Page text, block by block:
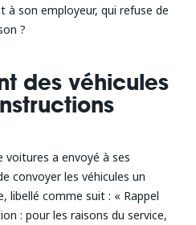
à son employeur, qui refuse de
?
des véhicules
voitures a envoyé à ses
convoyer les véhicules un
libellé comme suit : « Rappel
: pour les raisons du service,